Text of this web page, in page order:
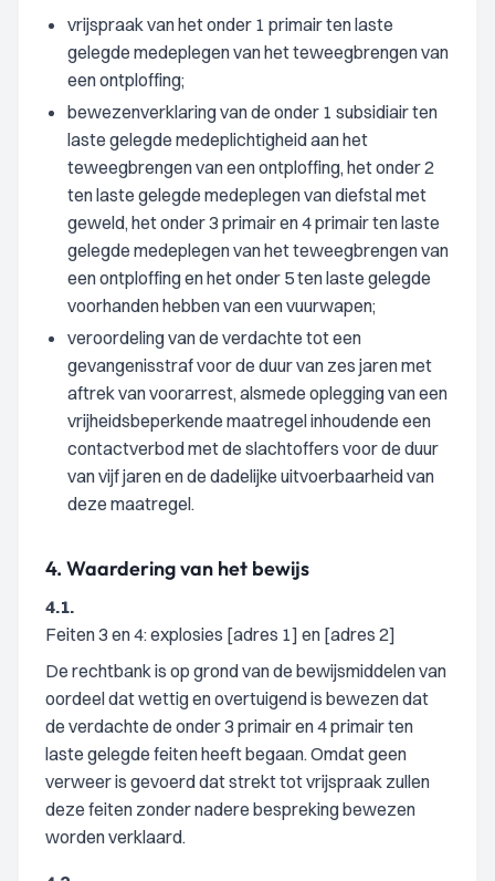
vrijspraak van het onder 1 primair ten laste
gelegde medeplegen van het teweegbrengen van
een ontploffing;
bewezenverklaring van de onder 1 subsidiair ten
laste gelegde medeplichtigheid aan het
teweegbrengen van een ontploffing, het onder 2
ten laste gelegde medeplegen van diefstal met
geweld, het onder 3 primair en 4 primair ten laste
gelegde medeplegen van het teweegbrengen van
een ontploffing en het onder 5 ten laste gelegde
voorhanden hebben van een vuurwapen;
veroordeling van de verdachte tot een
gevangenisstraf voor de duur van zes jaren met
aftrek van voorarrest, alsmede oplegging van een
vrijheidsbeperkende maatregel inhoudende een
contactverbod met de slachtoffers voor de duur
van vijf jaren en de dadelijke uitvoerbaarheid van
deze maatregel.
4. Waardering van het bewijs
4.1.
Feiten 3 en 4: explosies [adres 1] en [adres 2]
De rechtbank is op grond van de bewijsmiddelen van
oordeel dat wettig en overtuigend is bewezen dat
de verdachte de onder 3 primair en 4 primair ten
laste gelegde feiten heeft begaan. Omdat geen
verweer is gevoerd dat strekt tot vrijspraak zullen
deze feiten zonder nadere bespreking bewezen
worden verklaard.